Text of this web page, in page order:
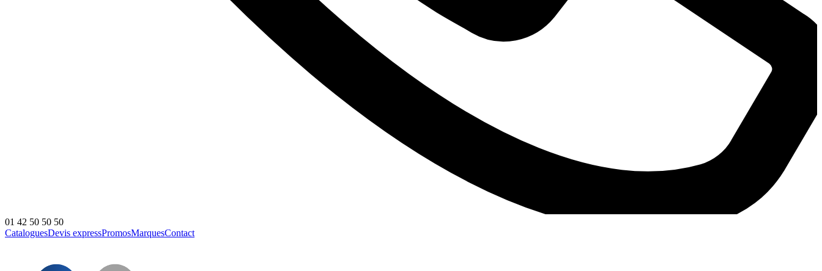
01 42 50 50 50
CataloguesDevis expressPromosMarquesContact